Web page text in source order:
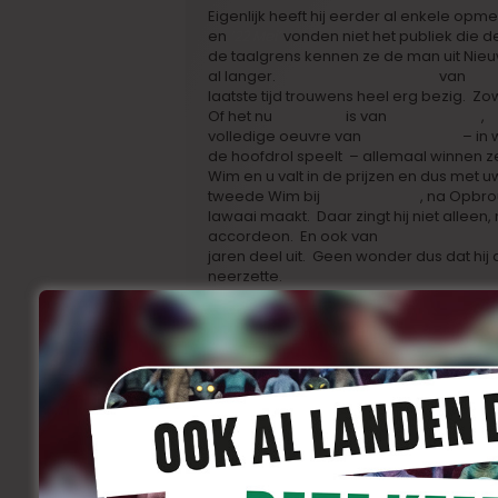
Eigenlijk heeft hij eerder al enkele
en
vonden niet het publiek die
de taalgrens kennen ze de man uit
al langer.
van
laatste tijd trouwens heel erg bezig.
Of het nu
is van ,
volledige oeuvre van
– in
de hoofdrol speelt – allemaal winnen
Wim en u valt in de prijzen en dus met
tweede Wim bij
, na
lawaai maakt. Daar zingt hij niet
accordeon. En ook van
jaren deel uit. Geen wonder dus dat hij
neerzette.
1. Waar hoopt u in 2013 op filmvlak mee
Muziek maken voor de nieuwe filmvan
van Stephane en Guillaume Malandrin
makers van
‘Ou est la Main de
2. Welke zijn de Belgische (en